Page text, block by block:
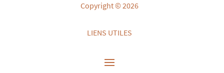
Copyright © 2026
LIENS UTILES